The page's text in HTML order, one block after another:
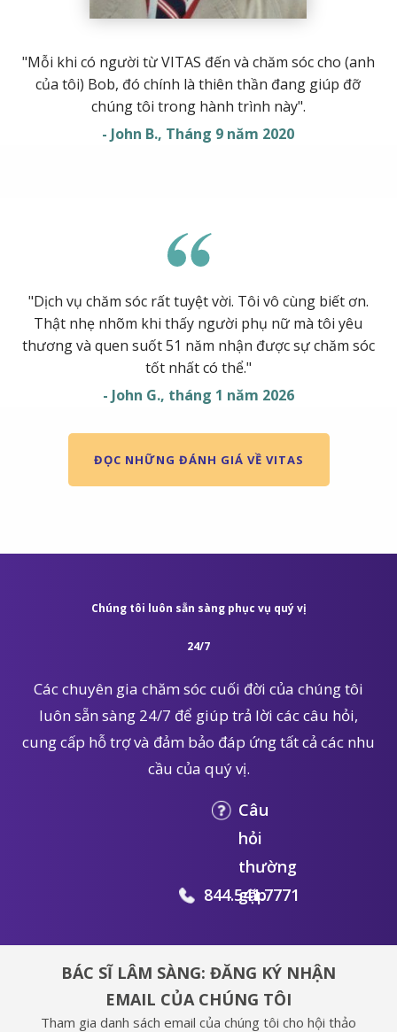
"Mỗi khi có người từ VITAS đến và chăm sóc cho (anh
của tôi) Bob, đó chính là thiên thần đang giúp đỡ
chúng tôi trong hành trình này".
- John B., Tháng 9 năm 2020
"Dịch vụ chăm sóc rất tuyệt vời. Tôi vô cùng biết ơn.
Thật nhẹ nhõm khi thấy người phụ nữ mà tôi yêu
thương và quen suốt 51 năm nhận được sự chăm sóc
tốt nhất có thể."
- John G., tháng 1 năm 2026
ĐỌC NHỮNG ĐÁNH GIÁ VỀ VITAS
Chúng tôi luôn sẵn sàng phục vụ quý vị
24/7
Các chuyên gia chăm sóc cuối đời của chúng tôi
luôn sẵn sàng 24/7 để giúp trả lời các câu hỏi,
cung cấp hỗ trợ và đảm bảo đáp ứng tất cả các nhu
cầu của quý vị.
844.541.7771
Câu
hỏi
thường
gặp
BÁC SĨ LÂM SÀNG: ĐĂNG KÝ NHẬN
EMAIL CỦA CHÚNG TÔI
Tham gia danh sách email của chúng tôi cho hội thảo